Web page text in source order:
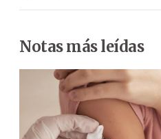
Notas más leídas